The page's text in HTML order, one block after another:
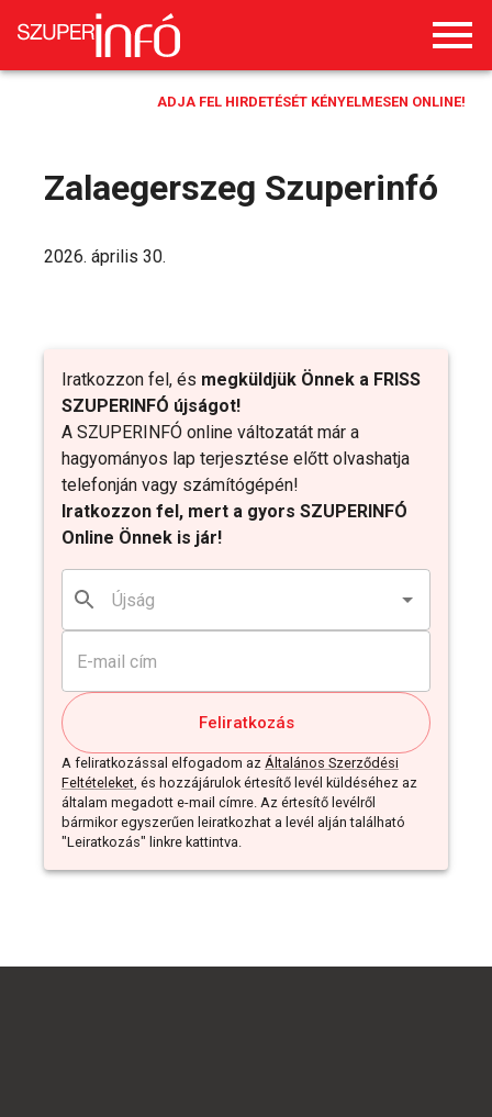
ADJA FEL HIRDETÉSÉT KÉNYELMESEN ONLINE!
Zalaegerszeg Szuperinfó
Iratkozzon fel, és megküldjük Önnek a FRISS
SZUPERINFÓ újságot!
A SZUPERINFÓ online változatát már a
hagyományos lap terjesztése előtt olvashatja
telefonján vagy számítógépén!
Iratkozzon fel, mert a gyors SZUPERINFÓ
Online Önnek is jár!
Feliratkozás
A feliratkozással elfogadom az Általános Szerződési
Feltételeket, és hozzájárulok értesítő levél küldéséhez az
általam megadott e-mail címre. Az értesítő levélről
bármikor egyszerűen leiratkozhat a levél alján található
"Leiratkozás" linkre kattintva.
2026. április 30.